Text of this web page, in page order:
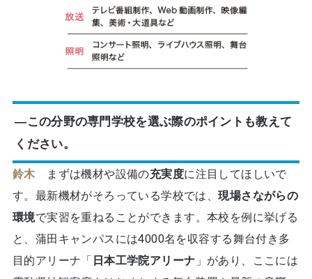
―この分野の専門学校を選ぶ際のポイントも教えて
ください。
鈴木 まずは機材や設備の充実度に注目してほしいで
す。最新機材がそろっている学校では、現場さながらの
環境で実習を重ねることができます。本校を例に挙げる
と、蒲田キャンパスには4000名を収容する舞台付き多
目的アリーナ「 日本工学院アリーナ 」があり、ここには